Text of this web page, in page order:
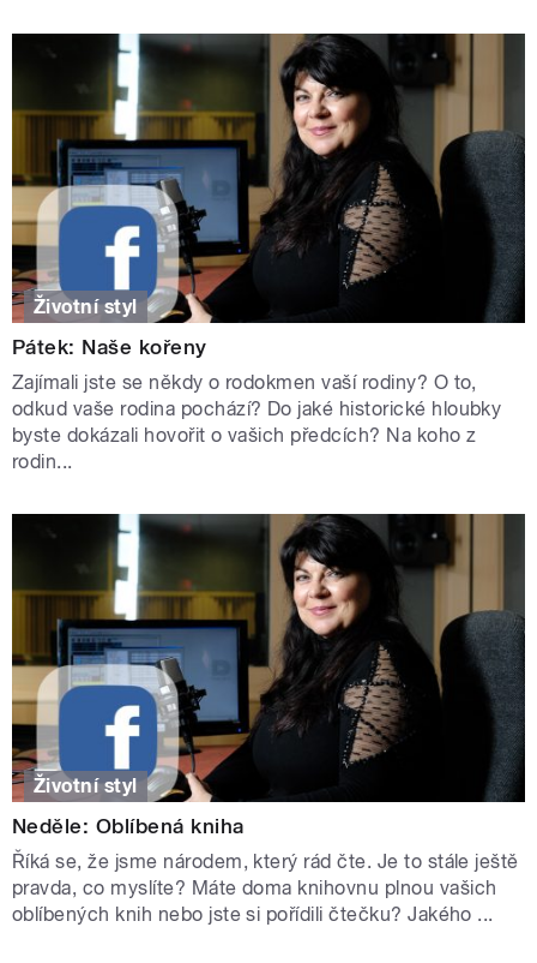
Životní styl
Pátek: Naše kořeny
Zajímali jste se někdy o rodokmen vaší rodiny? O to,
odkud vaše rodina pochází? Do jaké historické hloubky
byste dokázali hovořit o vašich předcích? Na koho z
rodin...
Životní styl
Neděle: Oblíbená kniha
Říká se, že jsme národem, který rád čte. Je to stále ještě
pravda, co myslíte? Máte doma knihovnu plnou vašich
oblíbených knih nebo jste si pořídili čtečku? Jakého ...